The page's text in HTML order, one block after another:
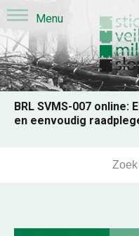
BRL SVMS-007 online:
en eenvoudig